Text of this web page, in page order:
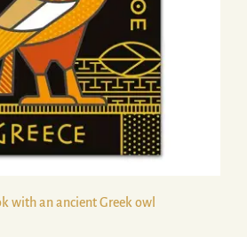
with an ancient Greek owl